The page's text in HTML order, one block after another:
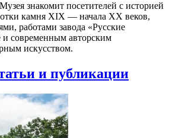
знакомит посетителей с историей
камня XIX — начала XX веков,
работами завода «Русские
современным авторским
искусством.
и публикации